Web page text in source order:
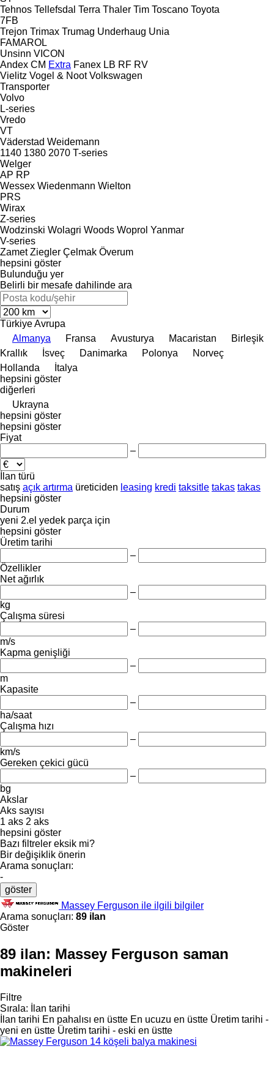
Tehnos Tellefsdal Terra Thaler Tim Toscano Toyota
7FB
Trejon Trimax Trumag Underhaug Unia
FAMAROL
Unsinn VICON
Andex CM Extra Fanex LB RF RV
Vielitz Vogel & Noot Volkswagen
Transporter
Volvo
L-series
Vredo
VT
Väderstad Weidemann
1140 1380 2070 T-series
Welger
AP RP
Wessex Wiedenmann Wielton
PRS
Wirax
Z-series
Wodzinski Wolagri Woods Woprol Yanmar
V-series
Zamet Ziegler Çelmak Överum
hepsini göster
Bulunduğu yer
Belirli bir mesafe dahilinde ara
TürkiyeAvrupa
Almanya
Fransa Avusturya Macaristan
Birleşik
Krallık
İsveç Danimarka Polonya
Norveç
Hollanda
İtalya
hepsini göster
diğerleri
Ukrayna
hepsini göster
hepsini göster
Fiyat
–
İlan türü
satış açık artırma üreticiden leasing kredi taksitle takas takas
hepsini göster
Durum
yeni 2.el yedek parça için
hepsini göster
Üretim tarihi
–
Özellikler
Net ağırlık
–
kg
Çalışma süresi
–
m/s
Kapma genişliği
–
m
Kapasite
–
ha/saat
Çalışma hızı
–
km/s
Gereken çekici gücü
–
bg
Akslar
Aks sayısı
1 aks 2 aks
hepsini göster
Bazı filtreler eksik mi?
Bir değişiklik önerin
Arama sonuçları:
-
göster
Massey Ferguson ile ilgili bilgiler
Arama sonuçları: 89 ilan
Göster
89 ilan: Massey Ferguson saman
makineleri
Filtre
Sırala:
İlan tarihi
İlan tarihi En pahalısı en üstte En ucuzu en üstte Üretim tarihi -
yeni en üstte Üretim tarihi - eski en üstte